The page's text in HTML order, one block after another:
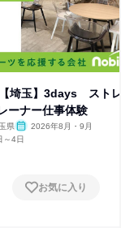
埼玉】3days スト
ーナー仕事体験
県
2026年8月・9月
～4日
お気に入り